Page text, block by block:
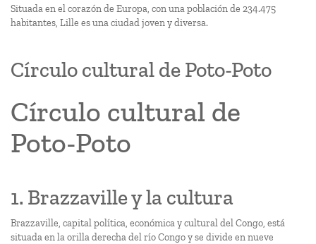
Situada en el corazón de Europa, con una población de 234.475
habitantes, Lille es una ciudad joven y diversa.
Círculo cultural de Poto-Poto
Círculo cultural de
Poto-Poto
1. Brazzaville y la cultura
Brazzaville, capital política, económica y cultural del Congo, está
situada en la orilla derecha del río Congo y se divide en nueve